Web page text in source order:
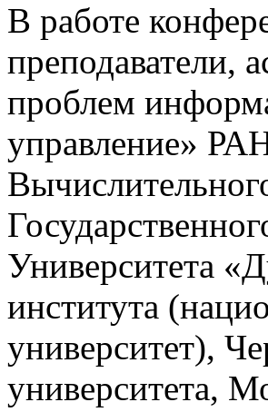
В работе
преподаватели,
проблем
управление»
Университета
института
университет),
университета,